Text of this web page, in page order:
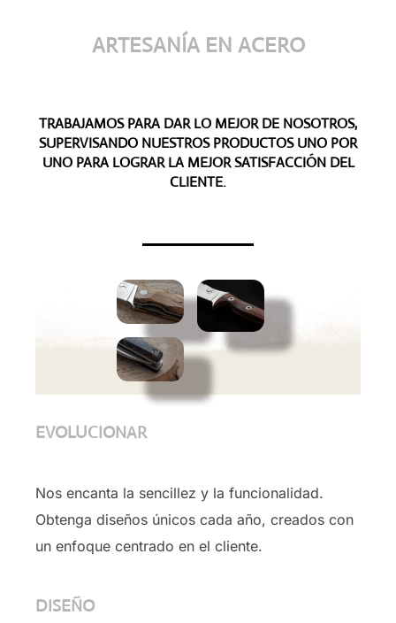
ARTESANÍA EN ACERO
TRABAJAMOS PARA DAR LO MEJOR DE NOSOTROS,
SUPERVISANDO NUESTROS PRODUCTOS UNO POR
UNO PARA LOGRAR LA MEJOR SATISFACCIÓN DEL
CLIENTE.
EVOLUCIONAR
Nos encanta la sencillez y la funcionalidad.
Obtenga diseños únicos cada año, creados con
un enfoque centrado en el cliente.
DISEÑO